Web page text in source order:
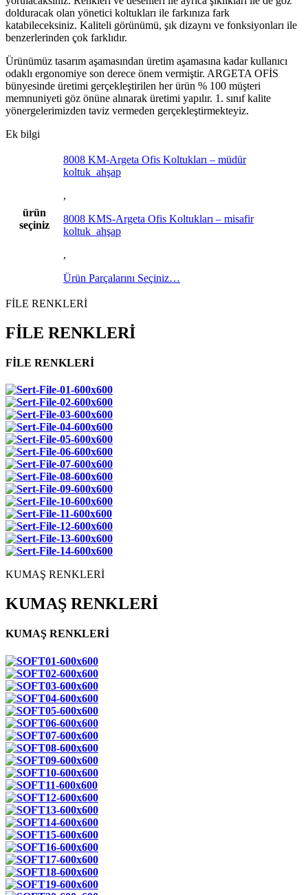
dolduracak olan yönetici koltukları ile farkınıza fark
katabileceksiniz. Kaliteli görünümü, şık dizaynı ve fonksiyonları ile
benzerlerinden çok farklıdır.
Ürünümüz tasarım aşamasından üretim aşamasına kadar kullanıcı
odaklı ergonomiye son derece önem vermiştir. ARGETA OFİS
bünyesinde üretimi gerçekleştirilen her ürün % 100 müşteri
memnuniyeti göz önüne alınarak üretimi yapılır. 1. sınıf kalite
yönergelerimizden taviz vermeden gerçekleştirmekteyiz.
Ek bilgi
ürün
seçiniz
8008 KM-Argeta Ofis Koltukları – müdür
koltuk_ahşap
,
8008 KMS-Argeta Ofis Koltukları – misafir
koltuk_ahşap
,
Ürün Parçalarını Seçiniz…
FİLE RENKLERİ
FİLE RENKLERİ
FİLE RENKLERİ
KUMAŞ RENKLERİ
KUMAŞ RENKLERİ
KUMAŞ RENKLERİ